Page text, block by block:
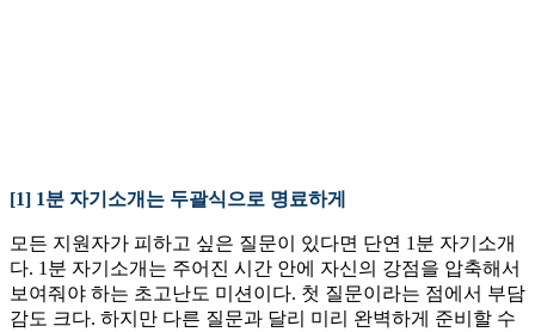
[1] 1분 자기소개는 두괄식으로 명료하게
모든 지원자가 피하고 싶은 질문이 있다면 단연 1분 자기소개
다. 1분 자기소개는 주어진 시간 안에 자신의 강점을 압축해서
보여줘야 하는 초고난도 미션이다. 첫 질문이라는 점에서 부담
감도 크다. 하지만 다른 질문과 달리 미리 완벽하게 준비할 수